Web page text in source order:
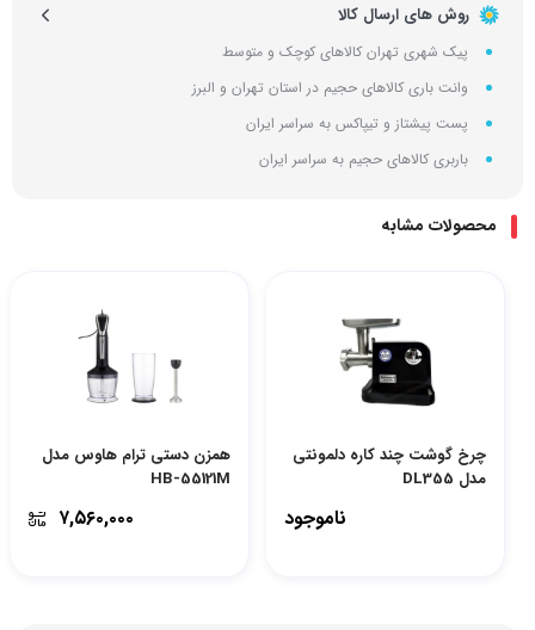
روش های ارسال کالا
پیک شهری تهران کالاهای کوچک و متوسط
وانت باری کالاهای حجیم در استان تهران و البرز
پست پیشتاز و تیپاکس به سراسر ایران
باربری کالاهای حجیم به سراسر ایران
محصولات مشابه
چرخ گوشت چند کاره دلمونتی
مدل DL355
ناموجود
همزن دستی ترام هاوس مدل
HB-55121M
۷,۵۶۰,۰۰۰